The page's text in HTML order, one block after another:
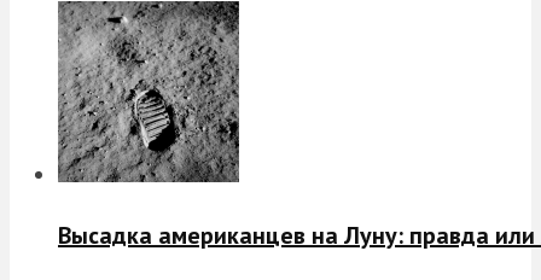
Высадка американцев на Луну: правда